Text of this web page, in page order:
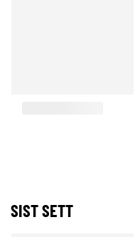
SIST SETT